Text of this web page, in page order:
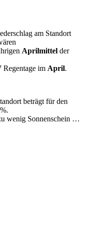
am Standort
Aprilmittel der
Regentage im April.
beträgt für den
wenig Sonnenschein …